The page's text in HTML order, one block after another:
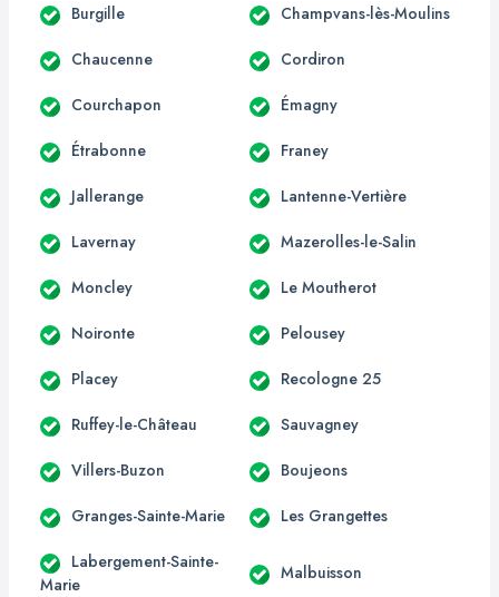
Burgille Champvans-lès-Moulins
Chaucenne Cordiron
Courchapon Émagny
Étrabonne Franey
Jallerange Lantenne-Vertière
Lavernay Mazerolles-le-Salin
Moncley Le Moutherot
Noironte Pelousey
Placey Recologne 25
Ruffey-le-Château Sauvagney
Villers-Buzon Boujeons
Granges-Sainte-Marie Les Grangettes
Labergement-Sainte-
Marie
Malbuisson